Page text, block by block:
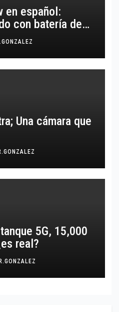
en español:
con batería de
Una cámara que
5G, 15,000
real?